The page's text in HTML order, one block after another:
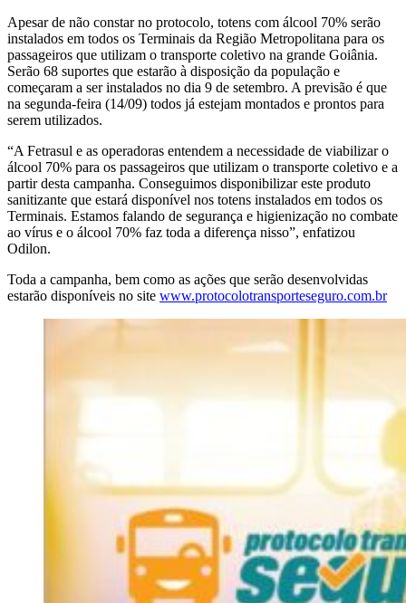
Apesar de não constar no protocolo, totens com álcool 70% serão
instalados em todos os Terminais da Região Metropolitana para os
passageiros que utilizam o transporte coletivo na grande Goiânia.
Serão 68 suportes que estarão à disposição da população e
começaram a ser instalados no dia 9 de setembro. A previsão é que
na segunda-feira (14/09) todos já estejam montados e prontos para
serem utilizados.
“A Fetrasul e as operadoras entendem a necessidade de viabilizar o
álcool 70% para os passageiros que utilizam o transporte coletivo e a
partir desta campanha. Conseguimos disponibilizar este produto
sanitizante que estará disponível nos totens instalados em todos os
Terminais. Estamos falando de segurança e higienização no combate
ao vírus e o álcool 70% faz toda a diferença nisso”, enfatizou
Odilon.
Toda a campanha, bem como as ações que serão desenvolvidas
estarão disponíveis no site www.protocolotransporteseguro.com.br